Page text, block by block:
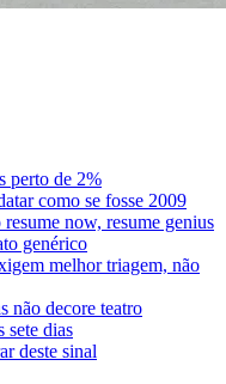
perto de 2%
como se fosse 2009
now, resume genius
genérico
melhor triagem, não
não decore teatro
sete dias
deste sinal